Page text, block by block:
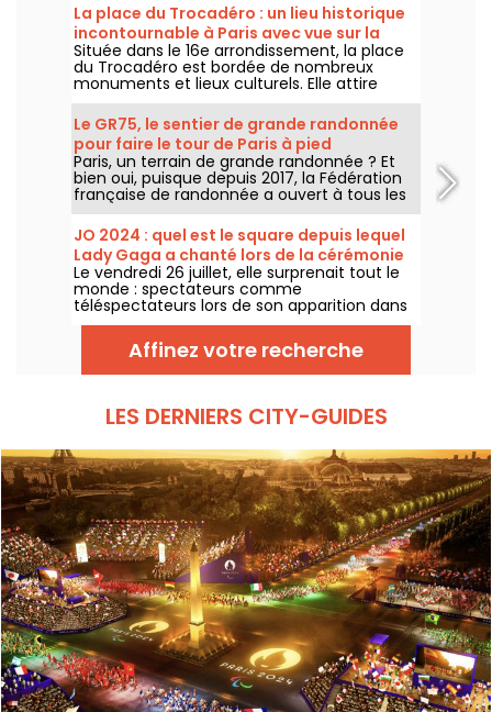
La place du Trocadéro : un lieu historique
incontournable à Paris avec vue sur la
Tour Eiffel
Située dans le 16e arrondissement, la place
du Trocadéro est bordée de nombreux
monuments et lieux culturels. Elle attire
autant les touristes que les Parisiens de
toujours grâce à sa vue imprenable sur la
Tour Eiffel.
Le GR75, le sentier de grande randonnée
pour faire le tour de Paris à pied
Paris, un terrain de grande randonnée ? Et
bien oui, puisque depuis 2017, la Fédération
française de randonnée a ouvert à tous les
amateurs de marche un sentier
entièrement balisé, pour faire le tour de
Paris.
JO 2024 : quel est le square depuis lequel
Lady Gaga a chanté lors de la cérémonie
d'ouverture ?
Le vendredi 26 juillet, elle surprenait tout le
monde : spectateurs comme
téléspectateurs lors de son apparition dans
une très belle robe noire, entourée de
pompons rose. Mais où se trouvait la
chanteuse ? Le lieu est-il ouvert au public ?
Affinez votre recherche
LES DERNIERS CITY-GUIDES